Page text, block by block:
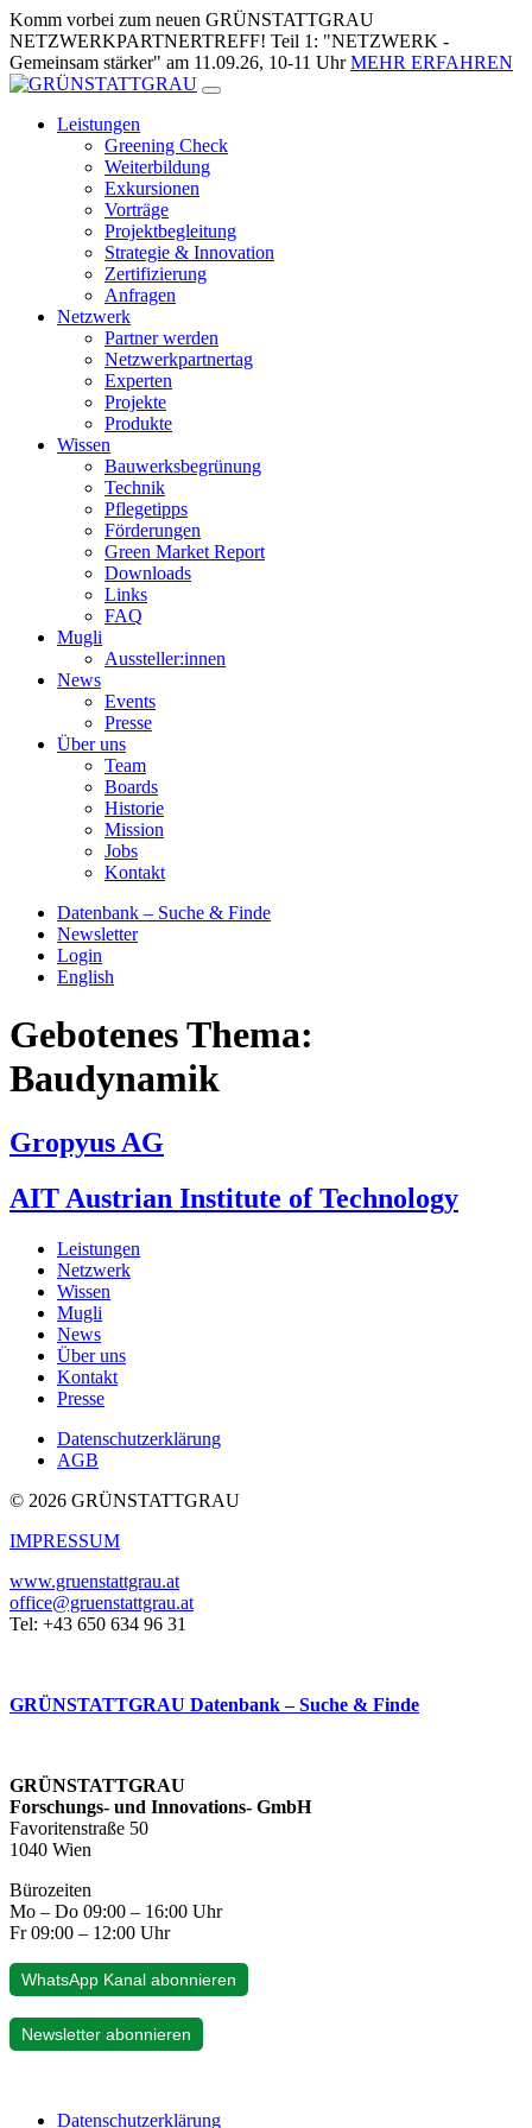
Zum
Inhalt
springen
Komm vorbei zum neuen GRÜNSTATTGRAU
NETZWERKPARTNERTREFF! Teil 1: "NETZWERK -
Gemeinsam stärker" am 11.09.26, 10-11 UhrMEHR ERFAHREN
Leistungen
Greening Check
Weiterbildung
Exkursionen
Vorträge
Projektbegleitung
Strategie & Innovation
Zertifizierung
Anfragen
Netzwerk
Partner werden
Netzwerkpartnertag
Experten
Projekte
Produkte
Wissen
Bauwerksbegrünung
Technik
Pflegetipps
Förderungen
Green Market Report
Downloads
Links
FAQ
Mugli
Aussteller:innen
News
Events
Presse
Über uns
Team
Boards
Historie
Mission
Jobs
Kontakt
Datenbank – Suche & Finde
Newsletter
Login
English
Gebotenes Thema:
Baudynamik
Gropyus AG
AIT Austrian Institute of Technology
Leistungen
Netzwerk
Wissen
Mugli
News
Über uns
Kontakt
Presse
Datenschutzerklärung
AGB
© 2026 GRÜNSTATTGRAU
IMPRESSUM
www.gruenstattgrau.at
office@gruenstattgrau.at
Tel: +43 650 634 96 31
GRÜNSTATTGRAU Datenbank – Suche & Finde
GRÜNSTATTGRAU
Forschungs- und Innovations- GmbH
Favoritenstraße 50
1040 Wien
Bürozeiten
Mo – Do 09:00 – 16:00 Uhr
Fr 09:00 – 12:00 Uhr
WhatsApp Kanal abonnieren
Newsletter abonnieren
Datenschutzerklärung